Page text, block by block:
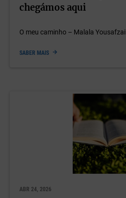
chegámos aqui
O meu caminho – Malala Yousafzai
SABER MAIS
ABR 24, 2026